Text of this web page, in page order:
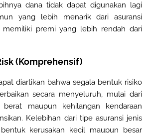
dana tidak dapat digunakan lagi
yang lebih menarik dari asuransi
memiliki premi yang lebih rendah dari
(Komprehensif)
diartikan bahwa segala bentuk risiko
secara menyeluruh, mulai dari
berat maupun kehilangan kendaraan
Kelebihan dari tipe asuransi jenis
kerusakan kecil maupun besar